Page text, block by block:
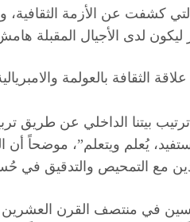
كشفت عن الأزمة الثقافية،
لدى الأجيال المقبلة
الثقافة بالعولمة
بيتنا الداخلي عن طريق
يُعلم ويتعلم”، موضحاً
مع التمحيص والتدقيق في حُسن
في منتصف القرن العشرين